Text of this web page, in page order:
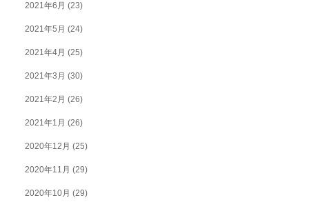
2021年6月 (23)
2021年5月 (24)
2021年4月 (25)
2021年3月 (30)
2021年2月 (26)
2021年1月 (26)
2020年12月 (25)
2020年11月 (29)
2020年10月 (29)